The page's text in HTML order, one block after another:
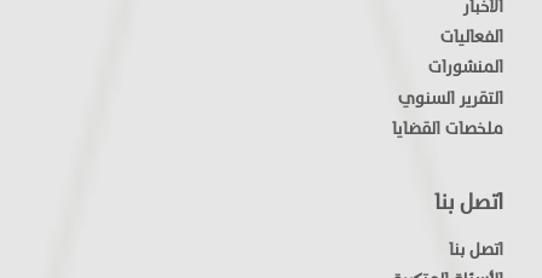
الاخبار
الفعاليات
المنشورات
التقرير السنوي
ملخصات القضايا
اتصل بنا
اتصل بنا